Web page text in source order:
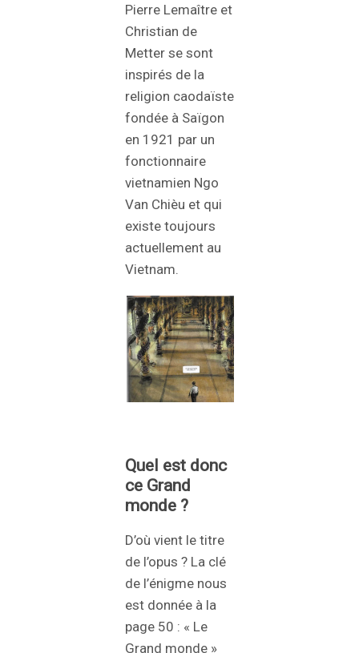
Pierre Lemaître et
Christian de
Metter se sont
inspirés de la
religion caodaïste
fondée à Saïgon
en 1921 par un
fonctionnaire
vietnamien Ngo
Van Chièu et qui
existe toujours
actuellement au
Vietnam.
Quel est donc
ce Grand
monde ?
D’où vient le titre
de l’opus ? La clé
de l’énigme nous
est donnée à la
page 50 : « Le
Grand monde »